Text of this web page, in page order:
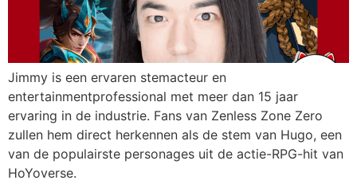
Jimmy is een ervaren stemacteur en
entertainmentprofessional met meer dan 15 jaar
ervaring in de industrie. Fans van Zenless Zone Zero
zullen hem direct herkennen als de stem van Hugo, een
van de populairste personages uit de actie-RPG-hit van
HoYoverse.